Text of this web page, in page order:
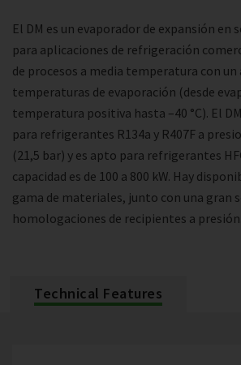
El DM es un evaporador de expansión en
para aplicaciones de refrigeración
de procesos a media temperatura con
temperaturas de evaporación (desde
temperatura positiva hasta –40 °C). El
para refrigerantes R134a y R407F a
(21,5 bar) y es apto para refrigerantes
capacidad es de 100 a 800 kW. Hay
gama de materiales, junto con una gran
homologaciones de recipientes a presión.
Technical Features